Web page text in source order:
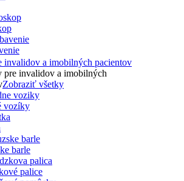
invalidov a imobilných pacientov
pre invalidov a imobilných
Zobraziť všetky
vozíky
barle
palice